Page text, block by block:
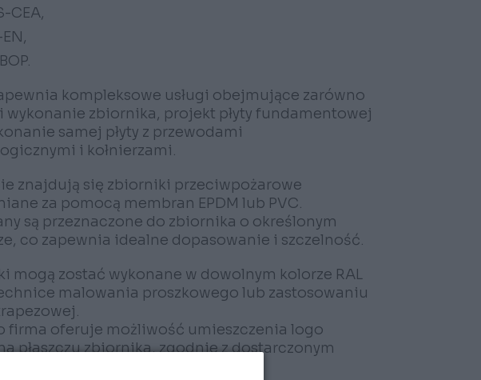
CEA,
kompleksowe usługi obejmujące zarówno
wykonanie zbiornika, projekt płyty fundamentowej
samej płyty z przewodami
i kołnierzami.
znajdują się zbiorniki przeciwpożarowe
za pomocą membran EPDM lub PVC.
są przeznaczone do zbiornika o określonym
co zapewnia idealne dopasowanie i szczelność.
mogą zostać wykonane w dowolnym kolorze RAL
malowania proszkowego lub zastosowaniu
firma oferuje możliwość umieszczenia logo
płaszczu zbiornika, zgodnie z dostarczonym